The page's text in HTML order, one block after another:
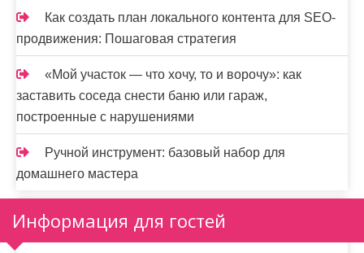
Как создать план локального контента для SEO-
продвижения: Пошаговая стратегия
«Мой участок — что хочу, то и ворочу»: как
заставить соседа снести баню или гараж,
построенные с нарушениями
Ручной инструмент: базовый набор для
домашнего мастера
Информация для гостей